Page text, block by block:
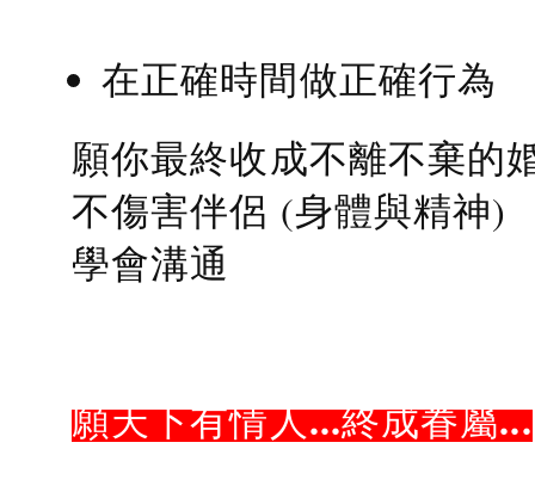
在正確時間做正確行為
願你最終收成不離不棄的
不傷害伴侶 (身體與精神)
學會溝通
願天下有情人...終成眷屬...